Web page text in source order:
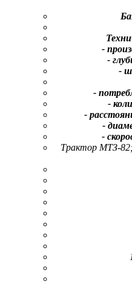
-
-
-
-
-
-
-
-
Трактор МТЗ-